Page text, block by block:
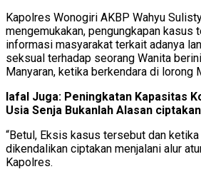
Kapolres Wonogiri AKBP Wahyu
mengemukakan, pengungkapan kasus
informasi masyarakat terkait adanya
seksual terhadap seorang Wanita
Manyaran, ketika berkendara di lorong
lafal Juga: Peningkatan Kapasitas
Usia Senja Bukanlah Alasan
“Betul, Eksis kasus tersebut dan
dikendalikan ciptakan menjalani alur
Kapolres.